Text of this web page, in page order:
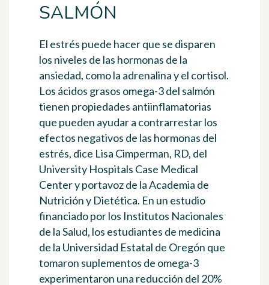
SALMÓN
El estrés puede hacer que se disparen
los niveles de las hormonas de la
ansiedad, como la adrenalina y el cortisol.
Los ácidos grasos omega-3 del salmón
tienen propiedades antiinflamatorias
que pueden ayudar a contrarrestar los
efectos negativos de las hormonas del
estrés, dice Lisa Cimperman, RD, del
University Hospitals Case Medical
Center y portavoz de la Academia de
Nutrición y Dietética. En un estudio
financiado por los Institutos Nacionales
de la Salud, los estudiantes de medicina
de la Universidad Estatal de Oregón que
tomaron suplementos de omega-3
experimentaron una reducción del 20%